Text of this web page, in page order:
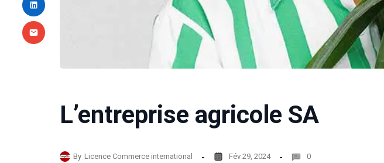
L’entreprise agricole SA
By Licence Commerce international Fév 29, 2024 0